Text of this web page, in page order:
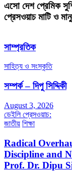
এসো দেশ প্রেমিক
প্রেসওয়াচ মাটি ও
সাম্প্রতিক
সাহিত্য ও সংস্কৃতি
সম্পর্ক – দিপু সিদ্দিকী
August 3, 2026
ডেইলি প্রেসওয়াচ:
জাতীয় শিক্ষা
Radical
Discipline and
Prof. Dr. Dipu